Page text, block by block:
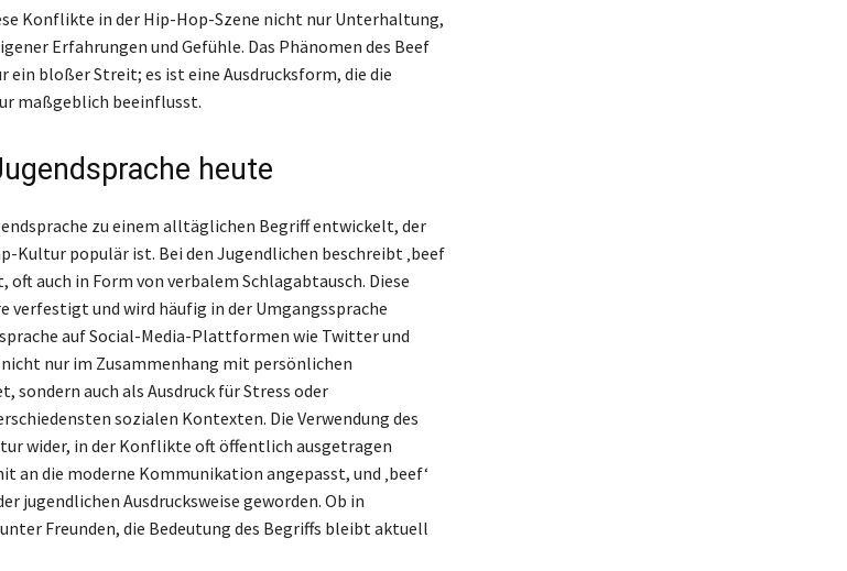
Konflikte in der Hip-Hop-Szene nicht nur Unterhaltung,
Erfahrungen und Gefühle. Das Phänomen des Beef
bloßer Streit; es ist eine Ausdrucksform, die die
maßgeblich beeinflusst.
heute
zu einem alltäglichen Begriff entwickelt, der
Kultur populär ist. Bei den Jugendlichen beschreibt ‚beef
auch in Form von verbalem Schlagabtausch. Diese
verfestigt und wird häufig in der Umgangssprache
auf Social-Media-Plattformen wie Twitter und
nicht nur im Zusammenhang mit persönlichen
sondern auch als Ausdruck für Stress oder
sozialen Kontexten. Die Verwendung des
wider, in der Konflikte oft öffentlich ausgetragen
an die moderne Kommunikation angepasst, und ‚beef‘
jugendlichen Ausdrucksweise geworden. Ob in
Freunden, die Bedeutung des Begriffs bleibt aktuell